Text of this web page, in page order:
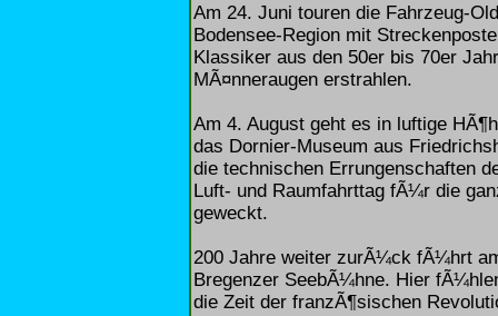
Am 24. Juni touren die Fahrzeug-
Bodensee-Region mit
Klassiker aus den 50er bis 70er
MÃ¤nneraugen erstrahlen.
Am 4. August geht es in luftige
das Dornier-Museum aus
die technischen Errungenschaften
Luft- und Raumfahrttag fÃ¼r die
geweckt.
200 Jahre weiter zurÃ¼ck fÃ¼hrt
Bregenzer SeebÃ¼hne. Hier
die Zeit der franzÃ¶sischen